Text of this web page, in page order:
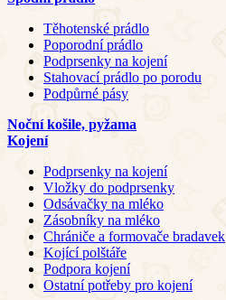
Těhotenské prádlo
Poporodní prádlo
Podprsenky na kojení
Stahovací prádlo po porodu
Podpůrné pásy
Noční košile, pyžama
Kojení
Podprsenky na kojení
Vložky do podprsenky
Odsávačky na mléko
Zásobníky na mléko
Chrániče a formovače bradavek
Kojící polštáře
Podpora kojení
Ostatní potřeby pro kojení